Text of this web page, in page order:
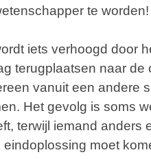
te worden!
iets verhoogd door
terugplaatsen naar de
vanuit een andere
Het gevolg is soms
terwijl iemand anders
moet